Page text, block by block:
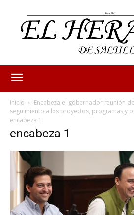
Inicio
Encabeza el gobernador reunión
seguimiento a los proyectos, programas y
encabeza 1
encabeza 1